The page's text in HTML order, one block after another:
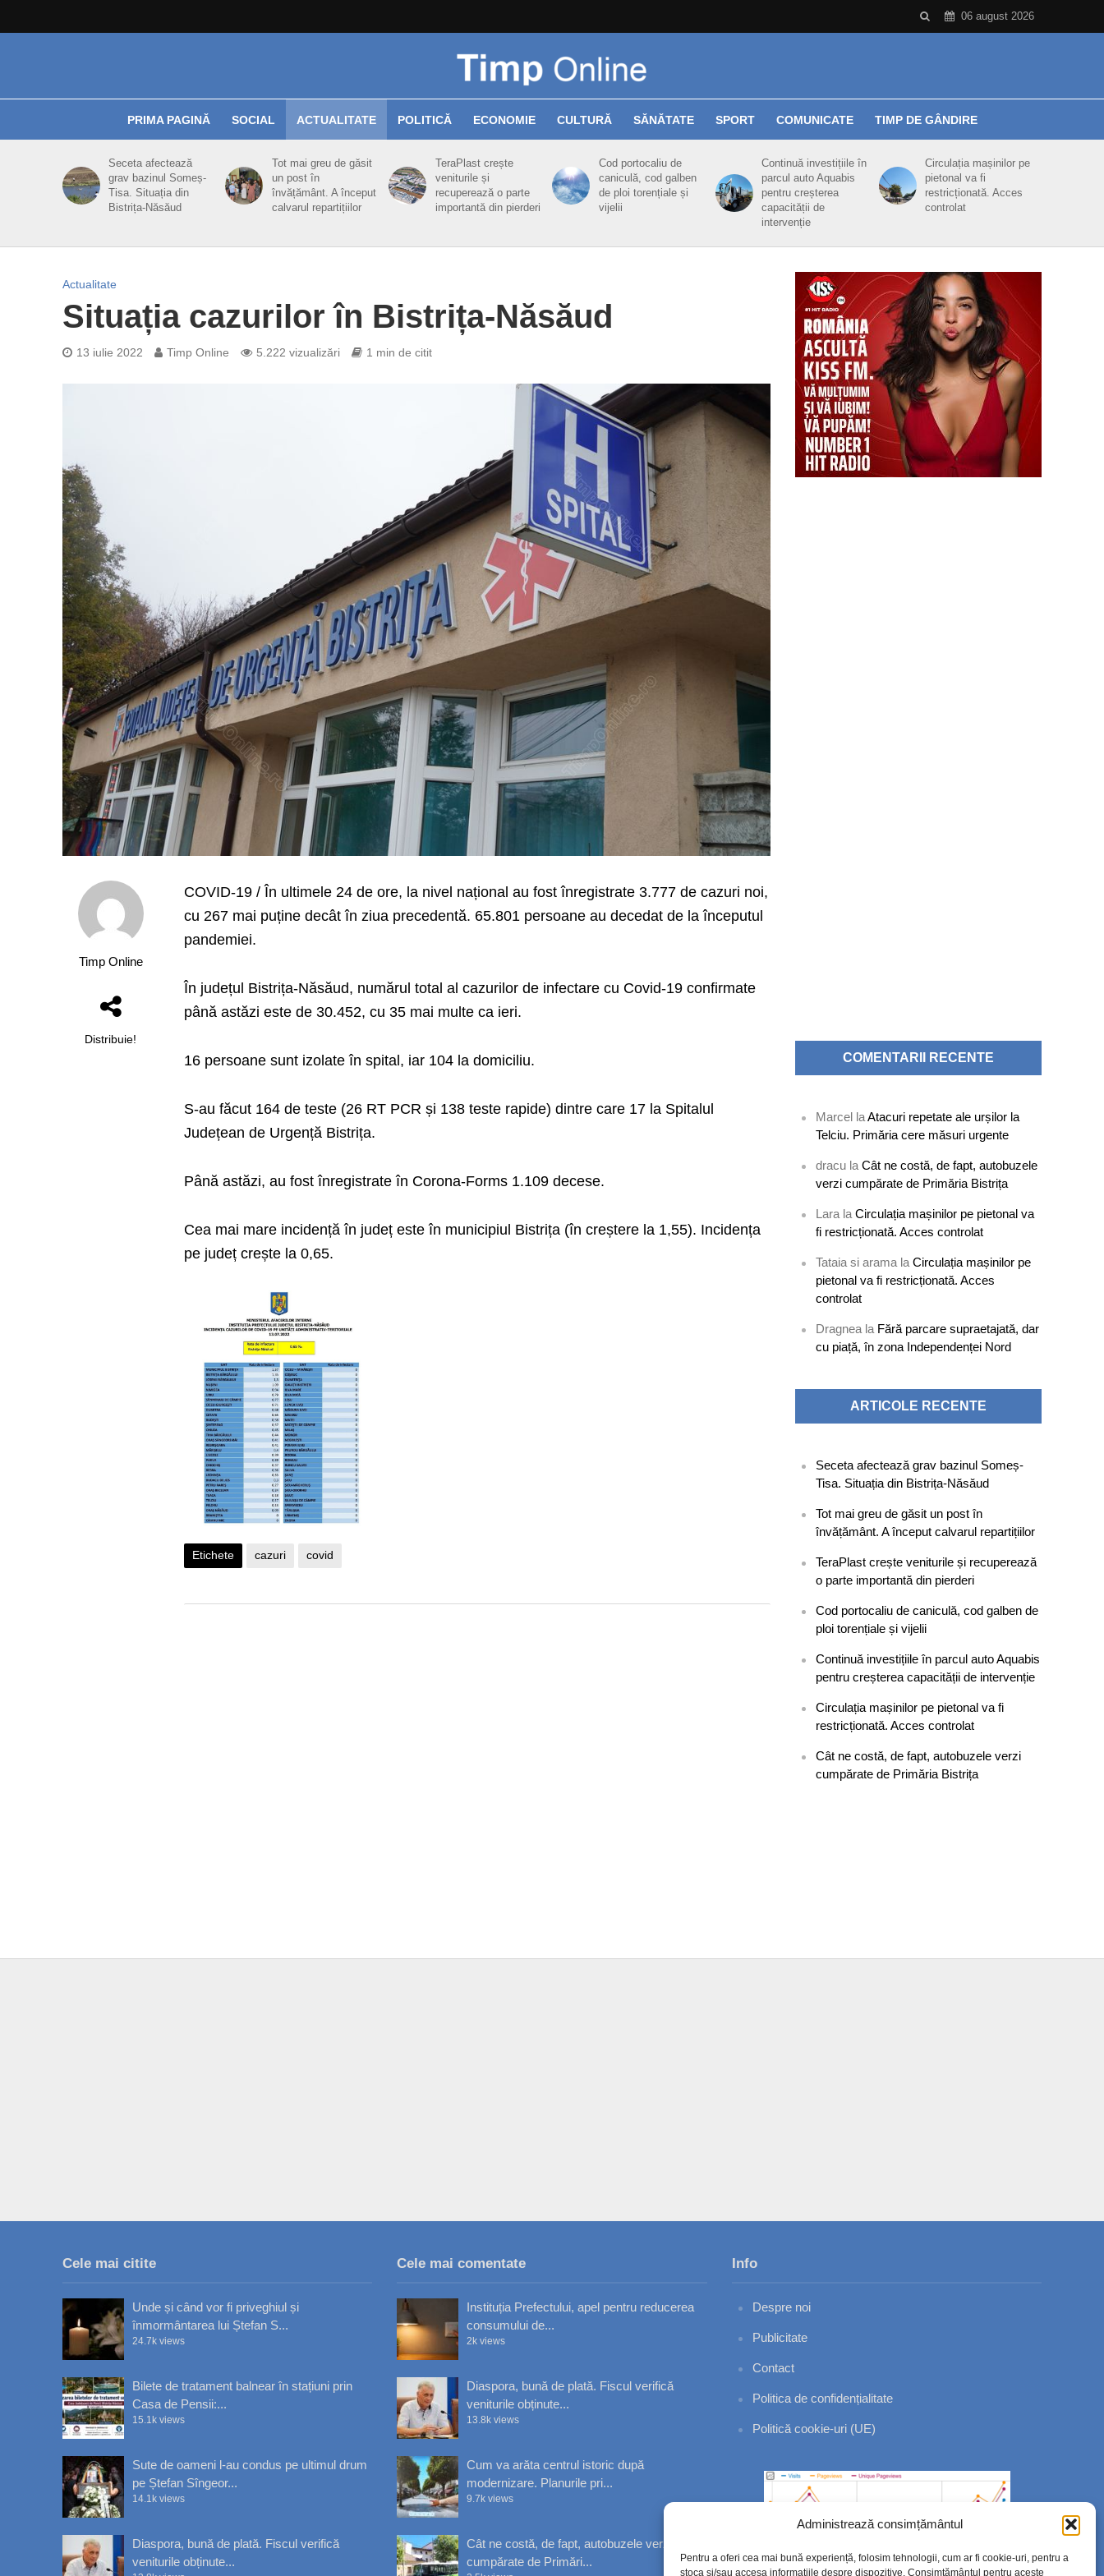
Administrează consimțământul
Pentru a oferi cea mai bună experiență, folosim tehnologii, cum ar fi cookie-uri, pentru a
stoca și/sau accesa informațiile despre dispozitive. Consimțământul pentru aceste
06 august 2026
PRIMA PAGINĂ SOCIAL ACTUALITATE POLITICĂ ECONOMIE CULTURĂ SĂNĂTATE SPORT COMUNICATE TIMP DE GÂNDIRE
Seceta afectează
grav bazinul Someș-
Tisa. Situația din
Bistrița-Năsăud
Tot mai greu de găsit
un post în
învățământ. A început
calvarul repartițiilor
TeraPlast crește
veniturile și
recuperează o parte
importantă din pierderi
Cod portocaliu de
caniculă, cod galben
de ploi torențiale și
vijelii
Continuă investițiile în
parcul auto Aquabis
pentru creșterea
capacității de
intervenție
Circulația mașinilor pe
pietonal va fi
restricționată. Acces
controlat
Actualitate
Situația cazurilor în Bistrița-Năsăud
13 iulie 2022 Timp Online 5.222 vizualizări 1 min de citit
Timp Online
Distribuie!
COVID-19 / În ultimele 24 de ore, la nivel național au fost înregistrate 3.777 de cazuri noi,
cu 267 mai puține decât în ziua precedentă. 65.801 persoane au decedat de la începutul
pandemiei.
În județul Bistrița-Năsăud, numărul total al cazurilor de infectare cu Covid-19 confirmate
până astăzi este de 30.452, cu 35 mai multe ca ieri.
16 persoane sunt izolate în spital, iar 104 la domiciliu.
S-au făcut 164 de teste (26 RT PCR și 138 teste rapide) dintre care 17 la Spitalul
Județean de Urgență Bistrița.
Până astăzi, au fost înregistrate în Corona-Forms 1.109 decese.
Cea mai mare incidență în județ este în municipiul Bistrița (în creștere la 1,55). Incidența
pe județ crește la 0,65.
Etichete cazuri covid
COMENTARII RECENTE
Marcel laAtacuri repetate ale urșilor la
Telciu. Primăria cere măsuri urgente
dracu laCât ne costă, de fapt, autobuzele
verzi cumpărate de Primăria Bistrița
Lara laCirculația mașinilor pe pietonal va
fi restricționată. Acces controlat
Tataia si arama laCirculația mașinilor pe
pietonal va fi restricționată. Acces
controlat
Dragnea la Fără parcare supraetajată, dar
cu piață, în zona Independenței Nord
ARTICOLE RECENTE
Seceta afectează grav bazinul Someș-
Tisa. Situația din Bistrița-Năsăud
Tot mai greu de găsit un post în
învățământ. A început calvarul repartițiilor
TeraPlast crește veniturile și recuperează
o parte importantă din pierderi
Cod portocaliu de caniculă, cod galben de
ploi torențiale și vijelii
Continuă investițiile în parcul auto Aquabis
pentru creșterea capacității de intervenție
Circulația mașinilor pe pietonal va fi
restricționată. Acces controlat
Cât ne costă, de fapt, autobuzele verzi
cumpărate de Primăria Bistrița
Cele mai citite
Unde și când vor fi priveghiul și
înmormântarea lui Ștefan S...
24.7k views
Bilete de tratament balnear în stațiuni prin
Casa de Pensii:...
15.1k views
Sute de oameni l-au condus pe ultimul drum
pe Ștefan Sîngeor...
14.1k views
Diaspora, bună de plată. Fiscul verifică
veniturile obținute...
Cele mai comentate
Instituția Prefectului, apel pentru reducerea
consumului de...
2k views
Diaspora, bună de plată. Fiscul verifică
veniturile obținute...
13.8k views
Cum va arăta centrul istoric după
modernizare. Planurile pri...
9.7k views
Cât ne costă, de fapt, autobuzele verzi
cumpărate de Primări...
Info
Despre noi
Publicitate
Contact
Politica de confidențialitate
Politică cookie-uri (UE)